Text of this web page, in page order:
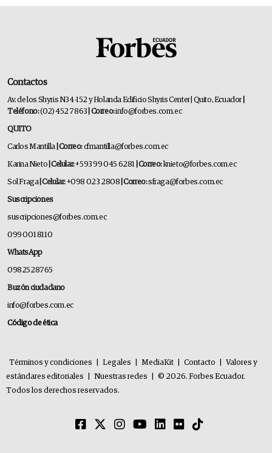
Contactos
Av. de los Shyris N34-152 y Holanda Edificio Shyris Center | Quito, Ecuador
Teléfono:(02) 452 7863 | Correo:info@forbes.com.ec
QUITO
Carlos Mantilla | Correo:cfmantilla@forbes.com.ec
Karina Nieto | Celular:+593 99 045 6281 | Correo:knieto@forbes.com.ec
Sol Fraga| Celular:+098 023 2808 | Correo:sfraga@forbes.com.ec
Suscripciones
suscripciones@forbes.com.ec
099 001 8110
WhatsApp
0982528765
Buzón ciudadano
info@forbes.com.ec
Código de ética
Términos y condiciones Legales MediaKit Contacto
Valores y
estándares editoriales
Nuestras redes
© 2026. Forbes Ecuador.
Todos los derechos reservados.